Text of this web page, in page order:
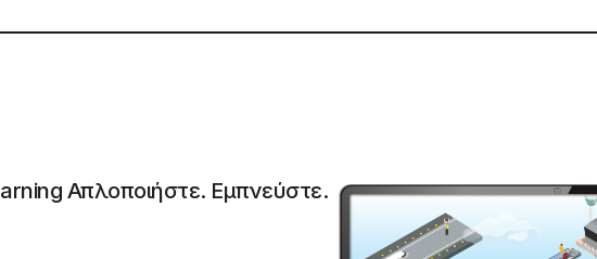
Απλοποιήστε. Εμπνεύστε.